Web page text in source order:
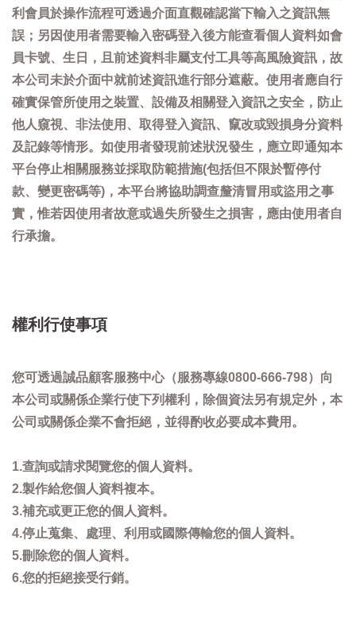
利會員於操作流程可透過介面直觀確認當下輸入之資訊無
誤；另因使用者需要輸入密碼登入後方能查看個人資料如會
員卡號、生日，且前述資料非屬支付工具等高風險資訊，故
本公司未於介面中就前述資訊進行部分遮蔽。使用者應自行
確實保管所使用之裝置、設備及相關登入資訊之安全，防止
他人窺視、非法使用、取得登入資訊、竄改或毀損身分資料
及記錄等情形。如使用者發現前述狀況發生，應立即通知本
平台停止相關服務並採取防範措施(包括但不限於暫停付
款、變更密碼等)，本平台將協助調查釐清冒用或盜用之事
實，惟若因使用者故意或過失所發生之損害，應由使用者自
行承擔。
權利行使事項
您可透過誠品顧客服務中心（服務專線0800-666-798）向
本公司或關係企業行使下列權利，除個資法另有規定外，本
公司或關係企業不會拒絕，並得酌收必要成本費用。
1.查詢或請求閱覽您的個人資料。
2.製作給您個人資料複本。
3.補充或更正您的個人資料。
4.停止蒐集、處理、利用或國際傳輸您的個人資料。
5.刪除您的個人資料。
6.您的拒絕接受行銷。